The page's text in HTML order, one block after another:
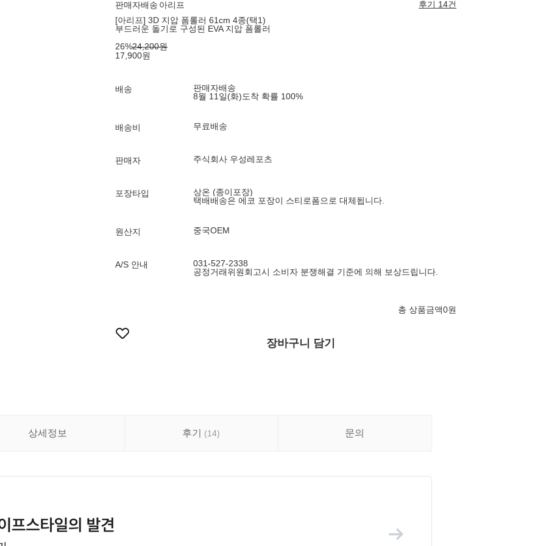
판매자배송 아리프
후기 14건
[아리프] 3D 지압 폼롤러 61cm 4종(택1)
부드러운 돌기로 구성된 EVA 지압 폼롤러
26%24,200원
17,900원
배송
판매자배송
8월 11일(화)도착 확률 100%
배송비 무료배송
판매자 주식회사 우성레포츠
포장타입
상온 (종이포장)
택배배송은 에코 포장이 스티로폼으로 대체됩니다.
원산지 중국OEM
A/S 안내
031-527-2338
공정거래위원회고시 소비자 분쟁해결 기준에 의해 보상드립니다.
총 상품금액0원
장바구니 담기
상세정보 후기 (14) 문의